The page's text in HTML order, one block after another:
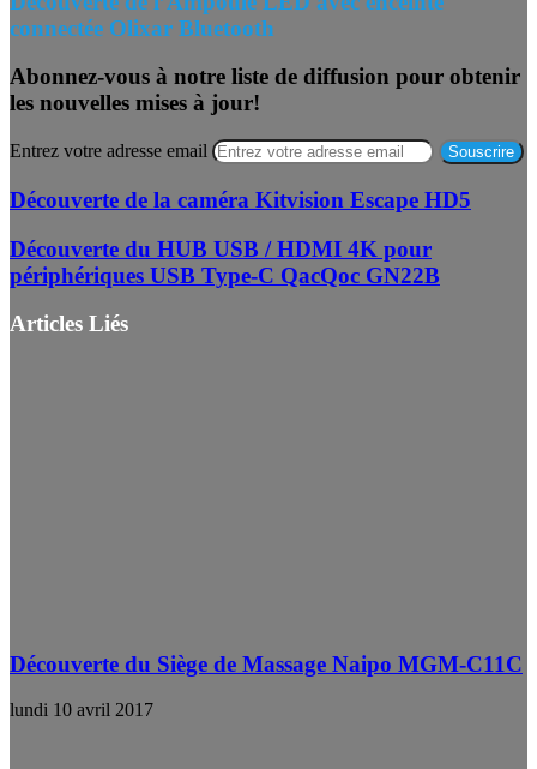
connectée Olixar Bluetooth
Abonnez-vous à notre liste de diffusion pour obtenir
les nouvelles mises à jour!
Entrez votre adresse email
Découverte de la caméra Kitvision Escape HD5
Découverte du HUB USB / HDMI 4K pour
périphériques USB Type-C QacQoc GN22B
Articles Liés
Découverte du Siège de Massage Naipo MGM-C11C
lundi 10 avril 2017